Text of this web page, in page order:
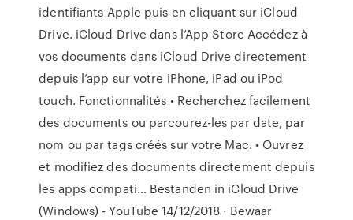
identifiants Apple puis en cliquant sur iCloud
Drive. ‎iCloud Drive dans l’App Store ‎Accédez à
vos documents dans iCloud Drive directement
depuis l’app sur votre iPhone, iPad ou iPod
touch. Fonctionnalités • Recherchez facilement
des documents ou parcourez-les par date, par
nom ou par tags créés sur votre Mac. • Ouvrez
et modifiez des documents directement depuis
les apps compati… Bestanden in iCloud Drive
(Windows) - YouTube 14/12/2018 · Bewaar